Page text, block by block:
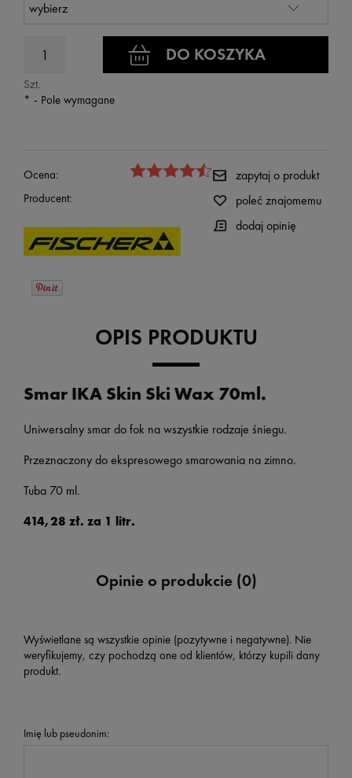
Szt.
DO KOSZYKA
* - Pole wymagane
Ocena:
Producent:
zapytaj o produkt
poleć znajomemu
dodaj opinię
OPIS PRODUKTU
Smar IKA Skin Ski Wax 70ml.
Uniwersalny smar do fok na wszystkie rodzaje śniegu.
Przeznaczony do ekspresowego smarowania na zimno.
Tuba 70 ml.
414,28 zł. za 1 litr.
Opinie o produkcie (0)
Wyświetlane są wszystkie opinie (pozytywne i negatywne). Nie
weryfikujemy, czy pochodzą one od klientów, którzy kupili dany
produkt.
Imię lub pseudonim: